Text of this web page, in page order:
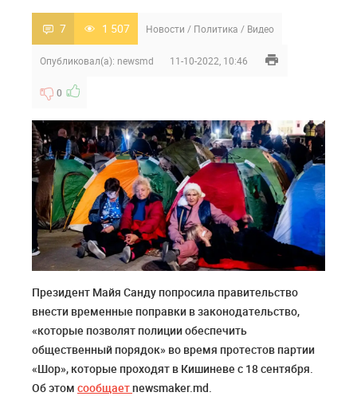
7 1 507 Новости / Политика / Видео
Опубликовал(а): newsmd 11-10-2022, 10:46
0
Президент Майя Санду попросила правительство
внести временные поправки в законодательство,
«которые позволят полиции обеспечить
общественный порядок» во время протестов партии
«Шор», которые проходят в Кишиневе с 18 сентября.
Об этом сообщаетnewsmaker.md.